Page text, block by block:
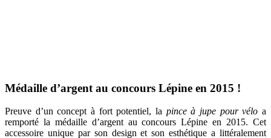
Médaille d’argent au concours Lépine en 2015 !
Preuve d’un concept à fort potentiel, la pince à jupe pour vélo a
remporté la médaille d’argent au concours Lépine en 2015. Cet
accessoire unique par son design et son esthétique a littéralement